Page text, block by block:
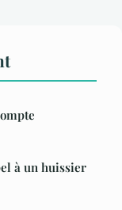
à un huissier